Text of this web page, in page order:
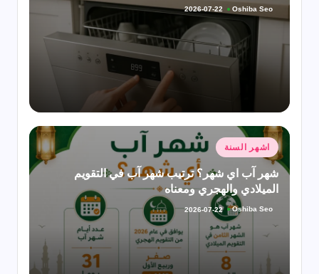
تمّ
النشر
Oshiba Seo
2026-07-22
نُشر
في
اشهر السنة
شهر آب اي شهر؟ ترتيب شهر آب في التقويم
الميلادي والهجري ومعناه
تمّ
Oshiba Seo
2026-07-22